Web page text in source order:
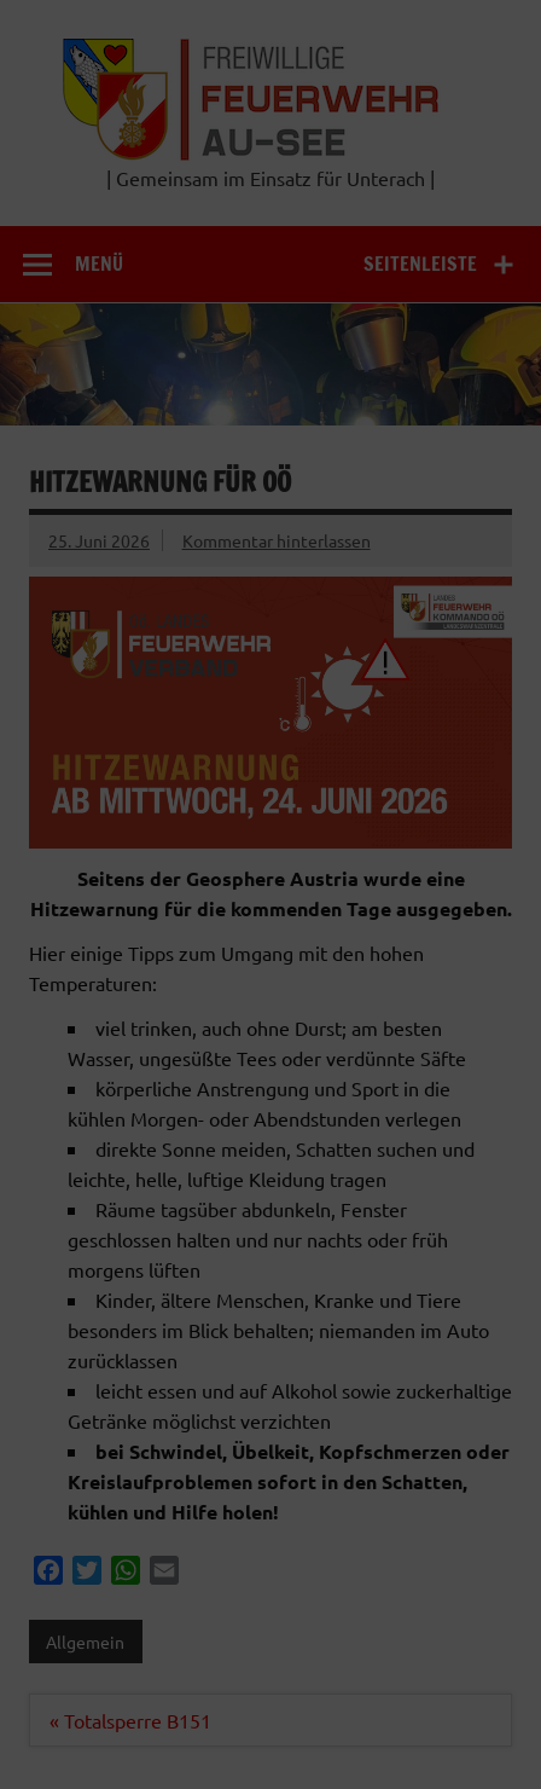
springen
| Gemeinsam im Einsatz für Unterach |
SEITENLEISTE
MENÜ
HITZEWARNUNG FÜR OÖ
25. Juni 2026 Kommentar hinterlassen
Seitens der Geosphere Austria wurde eine
Hitzewarnung für die kommenden Tage ausgegeben.
Hier einige Tipps zum Umgang mit den hohen
Temperaturen:
viel trinken, auch ohne Durst; am besten
Wasser, ungesüßte Tees oder verdünnte Säfte
körperliche Anstrengung und Sport in die
kühlen Morgen- oder Abendstunden verlegen
direkte Sonne meiden, Schatten suchen und
leichte, helle, luftige Kleidung tragen
Räume tagsüber abdunkeln, Fenster
geschlossen halten und nur nachts oder früh
morgens lüften
Kinder, ältere Menschen, Kranke und Tiere
besonders im Blick behalten; niemanden im Auto
zurücklassen
leicht essen und auf Alkohol sowie zuckerhaltige
Getränke möglichst verzichten
bei Schwindel, Übelkeit, Kopfschmerzen oder
Kreislaufproblemen sofort in den Schatten,
kühlen und Hilfe holen!
e
o
t
e
W
t
A
Allgemein
Beitragsnavigation
« Totalsperre B151